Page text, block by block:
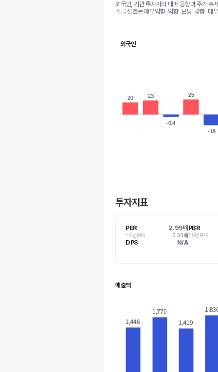
외국인, 기관 투자자의 매매 동향과 주가 추
수급 신호는 매우약함-약함-보통-강함-매
외국인
20
20 23
23
-0.4
-0.4
25
25
-18
-18
투자지표
PER 2.99배
* 5년PER 5.33배
PBR
* 5년PBR
DPS N/A
매출액
1,446
1,446
1,770
1,770
1,419
1,419